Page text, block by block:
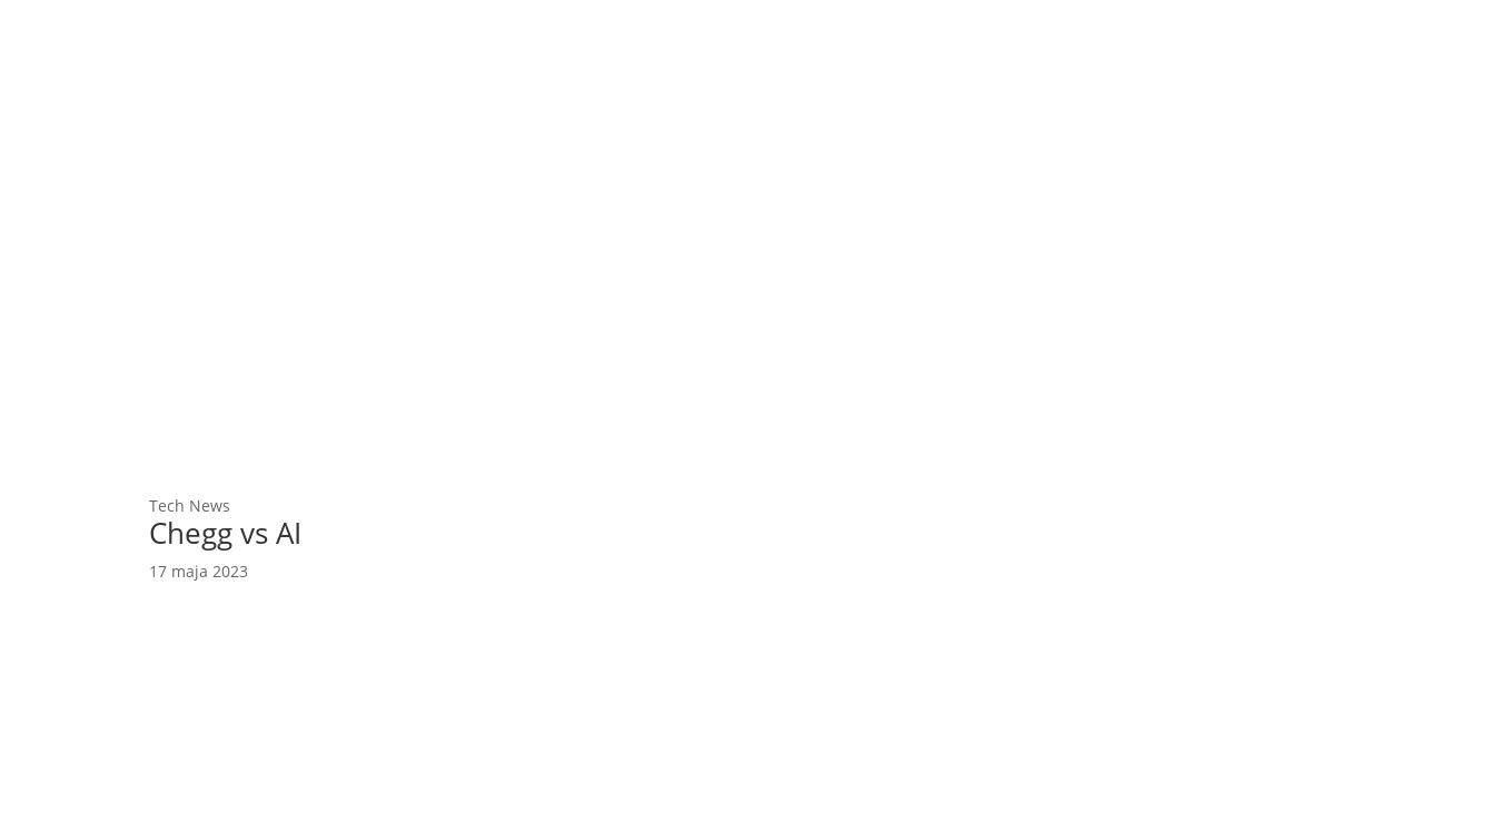
Tech News
Chegg vs AI
17 maja 2023